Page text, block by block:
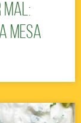
mal:
mesa